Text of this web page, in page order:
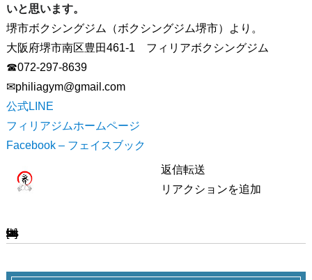
いと思います。
堺市ボクシングジム（ボクシングジム堺市）より。
大阪府堺市南区豊田461-1 フィリアボクシングジム
☎072-297-8639
✉︎philiagym@gmail.com
公式LINE
フィリアジムホームページ
Facebook – フェイスブック
返信転送
リアクションを追加
[ssba-buttons]